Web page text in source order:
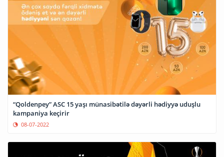
“Qoldenpey” ASC 15 yaşı münasibətilə dəyərli hədiyyə uduşlu
kampaniya keçirir
08-07-2022